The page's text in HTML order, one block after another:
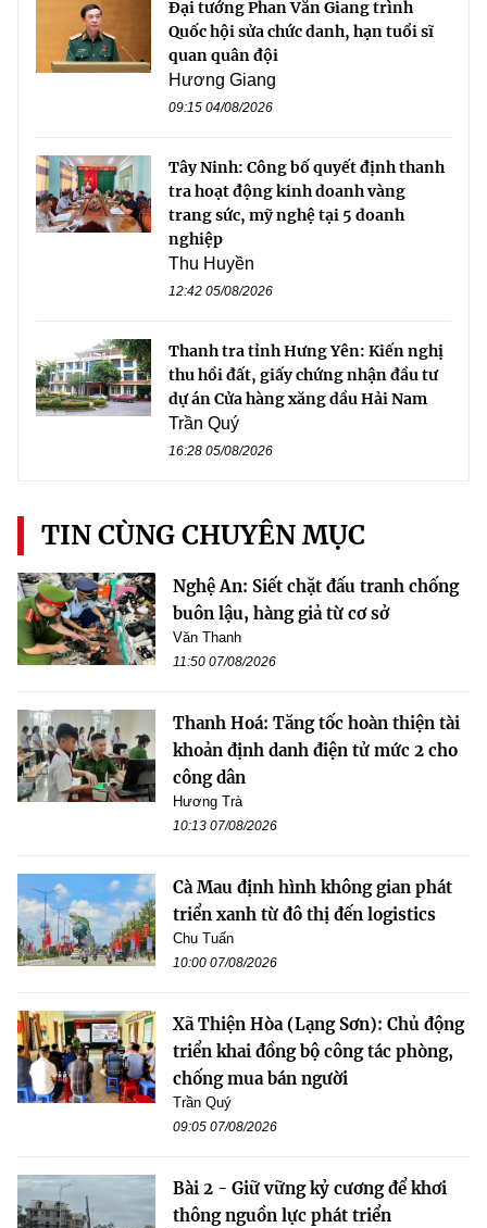
Đại tướng Phan Văn Giang trình
Quốc hội sửa chức danh, hạn tuổi sĩ
quan quân đội
Hương Giang
09:15 04/08/2026
Tây Ninh: Công bố quyết định thanh
tra hoạt động kinh doanh vàng
trang sức, mỹ nghệ tại 5 doanh
nghiệp
Thu Huyền
12:42 05/08/2026
Thanh tra tỉnh Hưng Yên: Kiến nghị
thu hồi đất, giấy chứng nhận đầu tư
dự án Cửa hàng xăng dầu Hải Nam
Trần Quý
16:28 05/08/2026
TIN CÙNG CHUYÊN MỤC
Nghệ An: Siết chặt đấu tranh chống
buôn lậu, hàng giả từ cơ sở
Văn Thanh
11:50 07/08/2026
Thanh Hoá: Tăng tốc hoàn thiện tài
khoản định danh điện tử mức 2 cho
công dân
Hương Trà
10:13 07/08/2026
Cà Mau định hình không gian phát
triển xanh từ đô thị đến logistics
Chu Tuấn
10:00 07/08/2026
Xã Thiện Hòa (Lạng Sơn): Chủ động
triển khai đồng bộ công tác phòng,
chống mua bán người
Trần Quý
09:05 07/08/2026
Bài 2 - Giữ vững kỷ cương để khơi
thông nguồn lực phát triển